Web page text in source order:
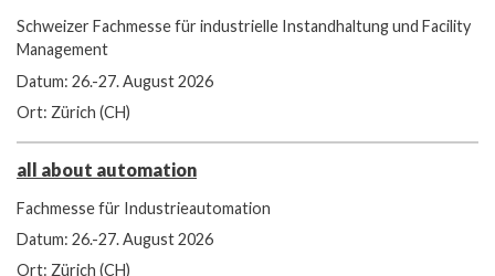
Schweizer Fachmesse für industrielle Instandhaltung und Facility
Management
Datum: 26.-27. August 2026
Ort: Zürich (CH)
all about automation
Fachmesse für Industrieautomation
Datum: 26.-27. August 2026
Ort: Zürich (CH)